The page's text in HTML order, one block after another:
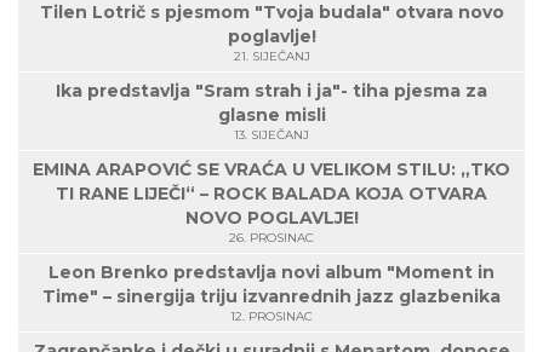
Tilen Lotrič s pjesmom "Tvoja budala" otvara novo
poglavlje!
21. SIJEČANJ
Ika predstavlja "Sram strah i ja"- tiha pjesma za
glasne misli
13. SIJEČANJ
EMINA ARAPOVIĆ SE VRAĆA U VELIKOM STILU: „TKO
TI RANE LIJEČI“ – ROCK BALADA KOJA OTVARA
NOVO POGLAVLJE!
26. PROSINAC
Leon Brenko predstavlja novi album "Moment in
Time" – sinergija triju izvanrednih jazz glazbenika
12. PROSINAC